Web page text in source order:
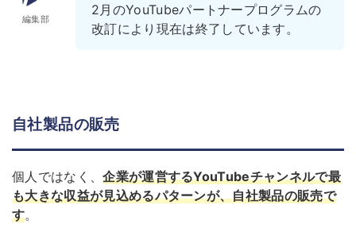
編集部
2月のYouTubeパートナープログラムの
改訂により現在は終了しています。
自社製品の販売
個人ではなく、企業が運営するYouTubeチャンネルで最
も大きな収益が見込めるパターンが、自社製品の販売で
す。